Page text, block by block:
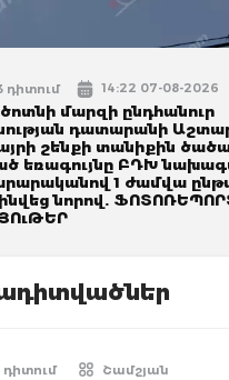
դիտում 14:22 07-08-2026
մարզի ընդհանուր
դատարանի
շենքի տանիքին
եռագույնը ԲԴԽ
1 ժամվա
նորով.
դիտում Շամշյան